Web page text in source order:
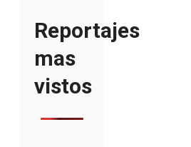
Reportajes
mas
vistos